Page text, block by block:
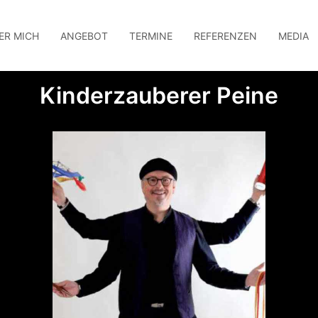
MICH ANGEBOT TERMINE REFERENZEN MEDIA
Kinderzauberer Peine